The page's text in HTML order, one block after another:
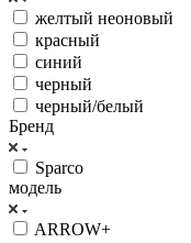
желтый неоновый
красный
синий
черный
черный/белый
Бренд
Sparco
модель
ARROW+